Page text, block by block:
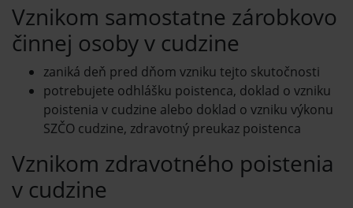
Vznikom samostatne zárobkovo
činnej osoby v cudzine
zaniká deň pred dňom vzniku tejto skutočnosti
potrebujete odhlášku poistenca, doklad o vzniku
poistenia v cudzine alebo doklad o vzniku výkonu
SZČO cudzine, zdravotný preukaz poistenca
Vznikom zdravotného poistenia
v cudzine